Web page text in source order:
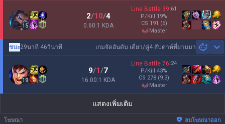
15
2/10/4
0.60:1 KDA
Line Battle 39:61
P/Kill 19%
CS 191 (6)
master
เกมจัดอันดับ เดี่ยว/คู่4 สัปดาห์ที่ผ่านมา
ชนะ29นาที 46วินาที
19
9/1/7
16.00:1 KDA
Line Battle 76:24
P/Kill 43%
CS 278 (9.3)
master
แสดงเพิ่มเติม
โฆษณา ลบโฆษณาออก